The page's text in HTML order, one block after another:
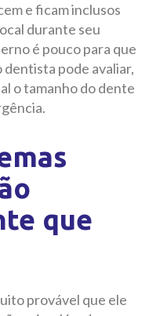
e ficam inclusos
durante seu
é pouco para que
dentista pode avaliar,
o tamanho do dente
que
provável que ele